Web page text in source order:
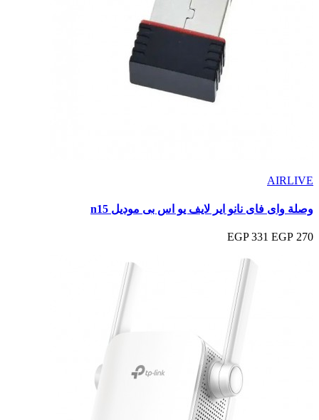
AIRLIVE
وصلة واى فاى نانو اير لايف يو اس بى موديل n15
270 EGP
331 EGP